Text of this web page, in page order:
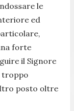
le
ed
forte
il Signore
troppo
posto oltre